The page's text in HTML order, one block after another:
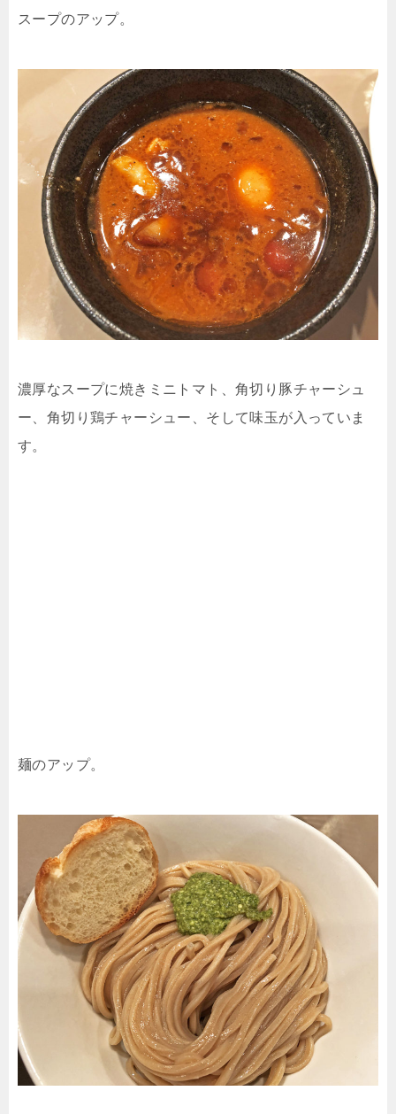
スープのアップ。
濃厚なスープに焼きミニトマト、角切り豚チャーシュ
ー、角切り鶏チャーシュー、そして味玉が入っていま
す。
麺のアップ。